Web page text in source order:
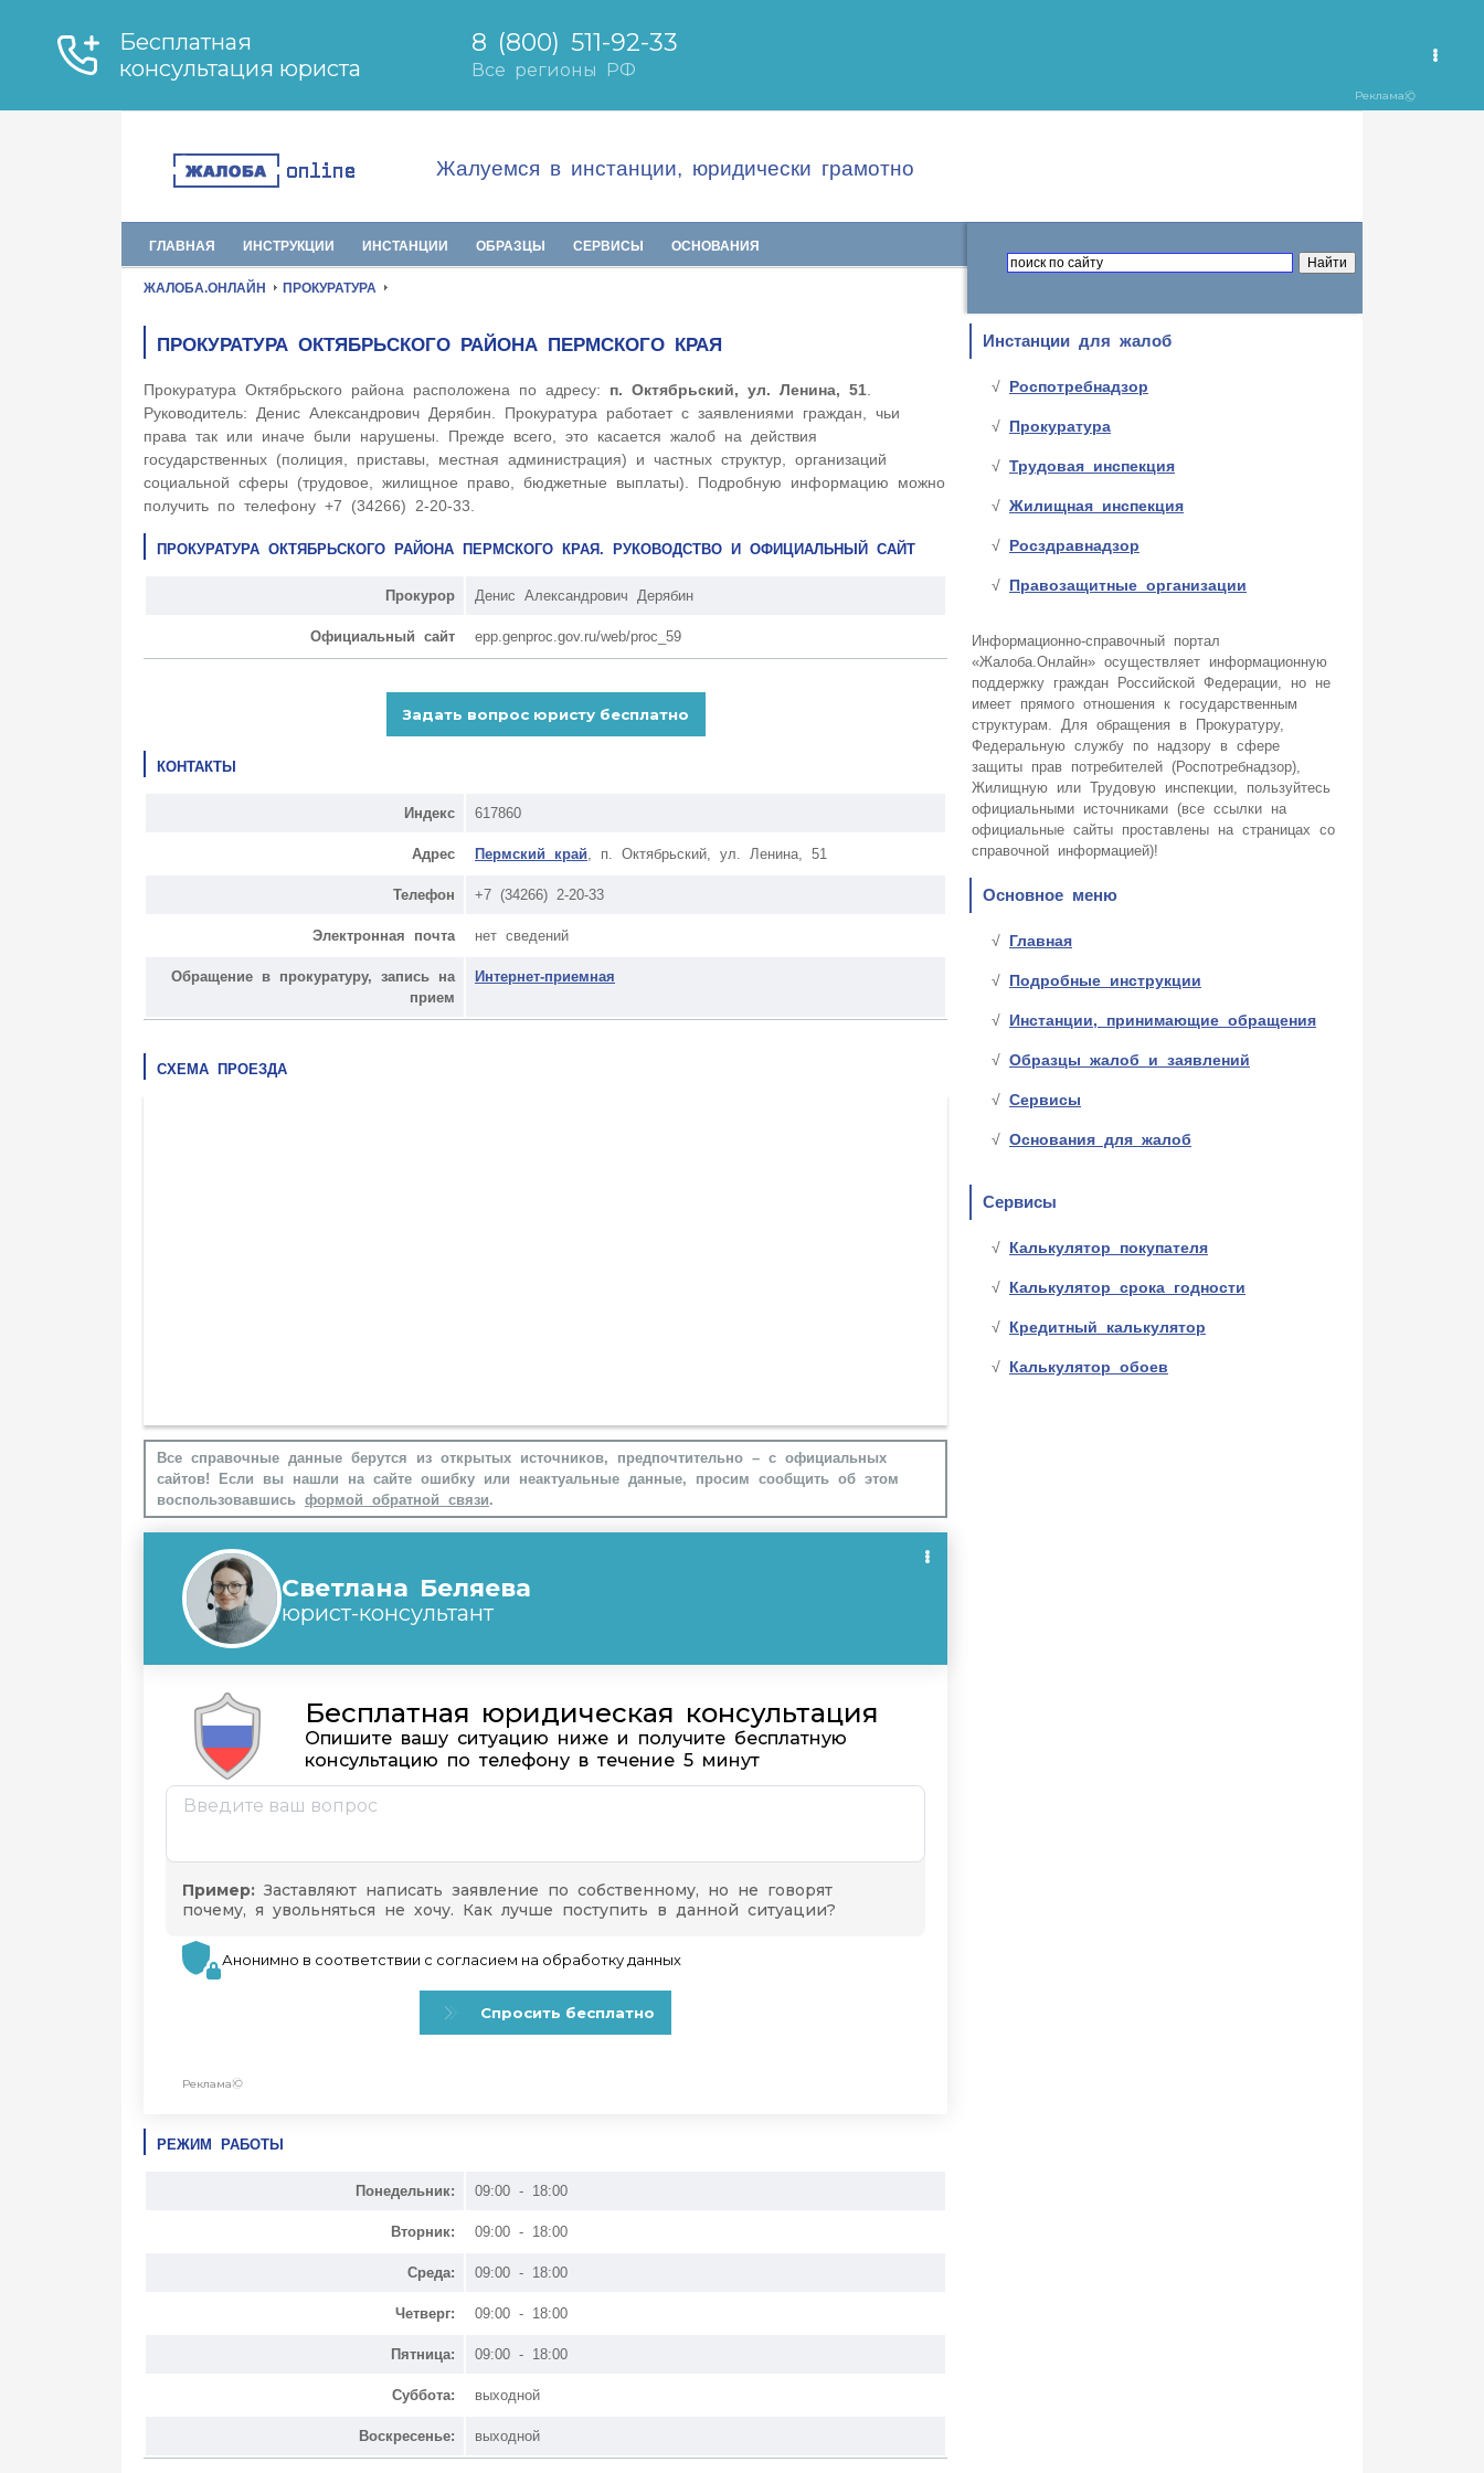
Жалуемся в инстанции, юридически грамотно
ГЛАВНАЯ ИНСТРУКЦИИ ИНСТАНЦИИ ОБРАЗЦЫ СЕРВИСЫ ОСНОВАНИЯ
ЖАЛОБА.ОНЛАЙН ПРОКУРАТУРА
ПРОКУРАТУРА ОКТЯБРЬСКОГО РАЙОНА ПЕРМСКОГО КРАЯ
Прокуратура Октябрьского района расположена по адресу: п. Октябрьский, ул. Ленина, 51
Руководитель: Денис Александрович Дерябин. Прокуратура работает с заявлениями граждан, чьи
права так или иначе были нарушены. Прежде всего, это касается жалоб на действия
государственных (полиция, приставы, местная администрация) и частных структур, организаций
социальной сферы (трудовое, жилищное право, бюджетные выплаты). Подробную информацию можно
получить по телефону +7 (34266) 2-20-33.
ПРОКУРАТУРА ОКТЯБРЬСКОГО РАЙОНА ПЕРМСКОГО КРАЯ. РУКОВОДСТВО И ОФИЦИАЛЬНЫЙ САЙТ
Прокурор Денис Александрович Дерябин
Официальный сайт epp.genproc.gov.ru/web/proc_59
КОНТАКТЫ
Индекс 617860
Адрес Пермский край , п. Октябрьский, ул. Ленина, 51
Телефон +7 (34266) 2-20-33
Электронная почта нет сведений
Обращение в прокуратуру, запись на
прием
Интернет-приемная
СХЕМА ПРОЕЗДА
Все справочные данные берутся из открытых источников, предпочтительно – с официальных
сайтов! Если вы нашли на сайте ошибку или неактуальные данные, просим сообщить об этом
воспользовавшись формой обратной связи.
РЕЖИМ РАБОТЫ
Понедельник: 09:00 - 18:00
Вторник: 09:00 - 18:00
Среда: 09:00 - 18:00
Четверг: 09:00 - 18:00
Пятница: 09:00 - 18:00
Суббота: выходной
Воскресенье: выходной
Инстанции для жалоб
Роспотребнадзор
Прокуратура
Трудовая инспекция
Жилищная инспекция
Росздравнадзор
Правозащитные организации
Информационно-справочный портал
«Жалоба.Онлайн» осуществляет информационную
поддержку граждан Российской Федерации, но не
имеет прямого отношения к государственным
структурам. Для обращения в Прокуратуру,
Федеральную службу по надзору в сфере
защиты прав потребителей (Роспотребнадзор),
Жилищную или Трудовую инспекции, пользуйтесь
официальными источниками (все ссылки на
официальные сайты проставлены на страницах со
справочной информацией)!
Основное меню
Главная
Подробные инструкции
Инстанции, принимающие обращения
Образцы жалоб и заявлений
Сервисы
Основания для жалоб
Сервисы
Калькулятор покупателя
Калькулятор срока годности
Кредитный калькулятор
Калькулятор обоев